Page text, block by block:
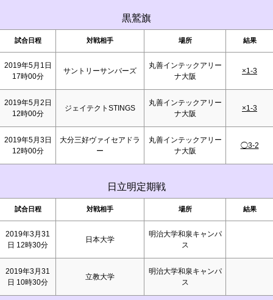
黒鷲旗
試合日程 対戦相手 場所 結果
2019年5月1日
17時00分
サントリーサンバーズ
丸善インテックアリー
ナ大阪
×1-3
2019年5月2日
12時00分
ジェイテクトSTINGS
丸善インテックアリー
ナ大阪
×1-3
2019年5月3日
12時00分
大分三好ヴァイセアドラ
ー
丸善インテックアリー
ナ大阪
◯3-2
日立明定期戦
試合日程 対戦相手 場所 結果
2019年3月31
日 12時30分
日本大学
明治大学和泉キャンパ
ス
2019年3月31
日 10時30分
立教大学
明治大学和泉キャンパ
ス